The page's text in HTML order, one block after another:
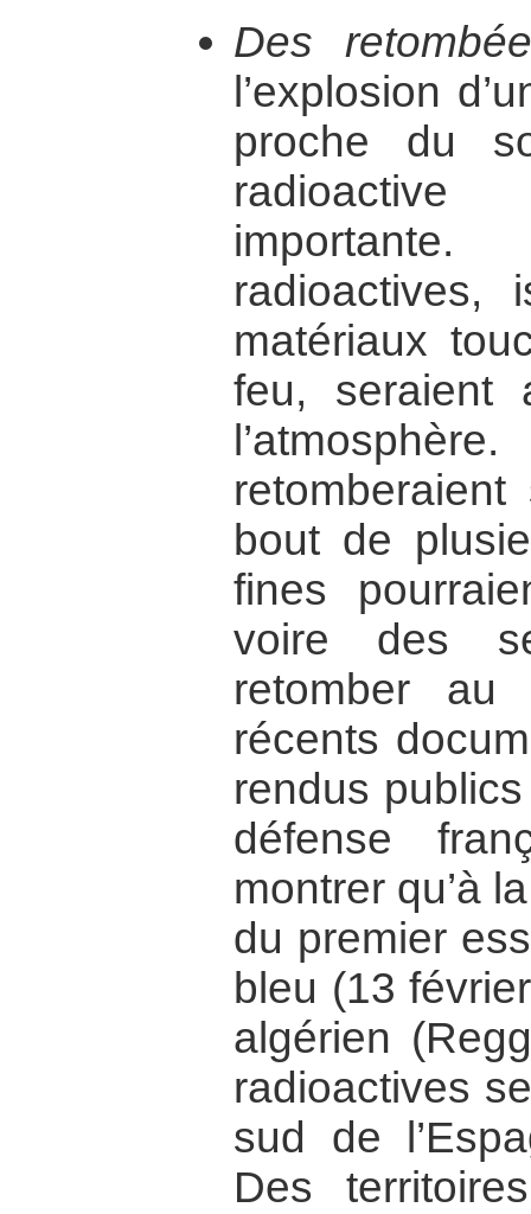
Des
l’explosion
proche du
radioactives,
matériaux
feu, seraient
bout de
fines
voire des
retomber
récents
rendus
défense
montrer qu’à
du premier
bleu (13
algérien
radioactives
sud de
Des